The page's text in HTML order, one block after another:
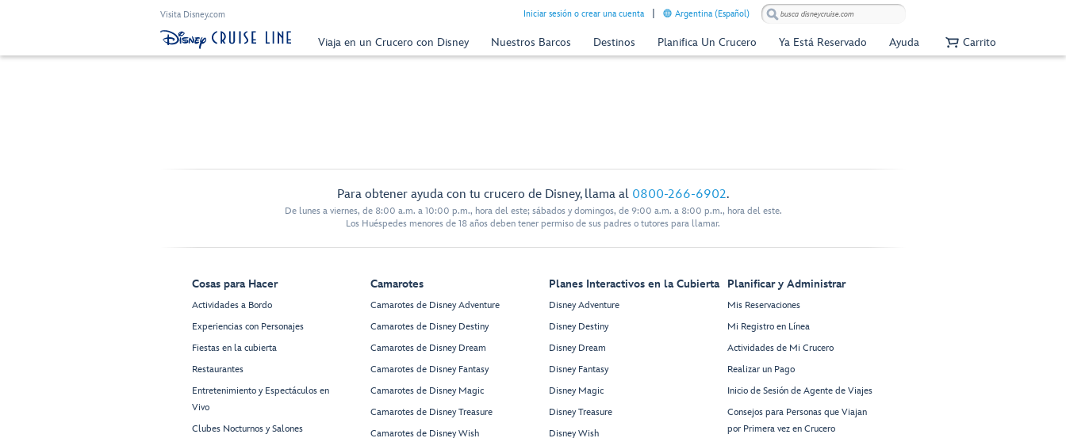
Visita Disney.com Iniciar sesión o crear una cuenta Argentina (Español)
Viaja en un Crucero con Disney Nuestros Barcos Destinos Planifica Un Crucero Ya Está Reservado Ayuda Carrito
Para obtener ayuda con tu crucero de Disney, llama al 0800-266-6902.
De lunes a viernes, de 8:00 a.m. a 10:00 p.m., hora del este; sábados y domingos, de 9:00 a.m. a 8:00 p.m., hora del este.
Los Huéspedes menores de 18 años deben tener permiso de sus padres o tutores para llamar.
Cosas para Hacer
Actividades a Bordo
Experiencias con Personajes
Fiestas en la cubierta
Restaurantes
Entretenimiento y Espectáculos en
Vivo
Clubes Nocturnos y Salones
Camarotes
Camarotes de Disney Adventure
Camarotes de Disney Destiny
Camarotes de Disney Dream
Camarotes de Disney Fantasy
Camarotes de Disney Magic
Camarotes de Disney Treasure
Camarotes de Disney Wish
Planes Interactivos en la Cubierta
Disney Adventure
Disney Destiny
Disney Dream
Disney Fantasy
Disney Magic
Disney Treasure
Disney Wish
Planificar y Administrar
Mis Reservaciones
Mi Registro en Línea
Actividades de Mi Crucero
Realizar un Pago
Inicio de Sesión de Agente de Viajes
Consejos para Personas que Viajan
por Primera vez en Crucero